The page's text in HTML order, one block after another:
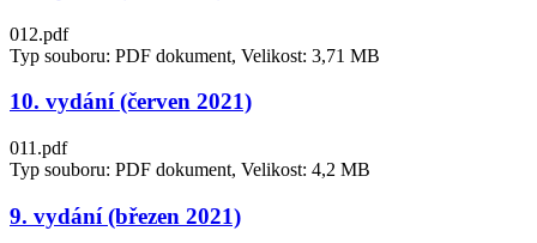
012.pdf
Typ souboru: PDF dokument, Velikost: 3,71 MB
10. vydání (červen 2021)
011.pdf
Typ souboru: PDF dokument, Velikost: 4,2 MB
9. vydání (březen 2021)